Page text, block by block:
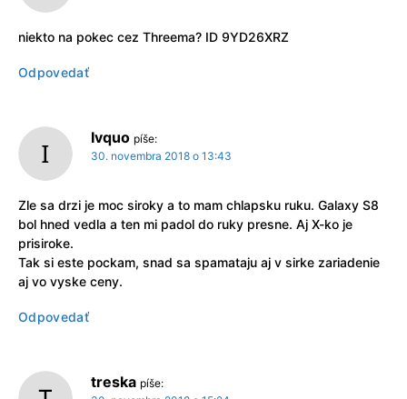
niekto na pokec cez Threema? ID 9YD26XRZ
Odpovedať
Ivquo píše:
30. novembra 2018 o 13:43
Zle sa drzi je moc siroky a to mam chlapsku ruku. Galaxy S8
bol hned vedla a ten mi padol do ruky presne. Aj X-ko je
prisiroke.
Tak si este pockam, snad sa spamataju aj v sirke zariadenie
aj vo vyske ceny.
Odpovedať
treska píše: